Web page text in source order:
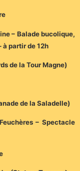
– Balade bucolique,
partir de 12h
de la Tour Magne)
de la Saladelle)
– Spectacle